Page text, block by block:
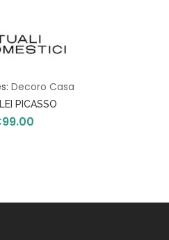
Decoro Casa
PICASSO
99.00